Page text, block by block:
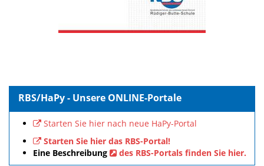
RBS/HaPy - Unsere ONLINE-Portale
Starten Sie hier nach neue HaPy-Portal
Starten Sie hier das RBS-Portal!
Eine Beschreibung
des RBS-Portals finden Sie hier.